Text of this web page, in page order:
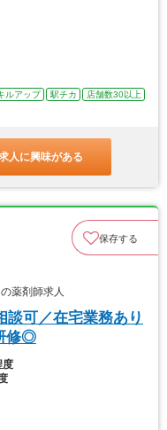
ルアップ 駅チカ
店舗数30以上
人に興味がある
保存する
薬剤師求人
談可／在宅業務あり
修◎
度